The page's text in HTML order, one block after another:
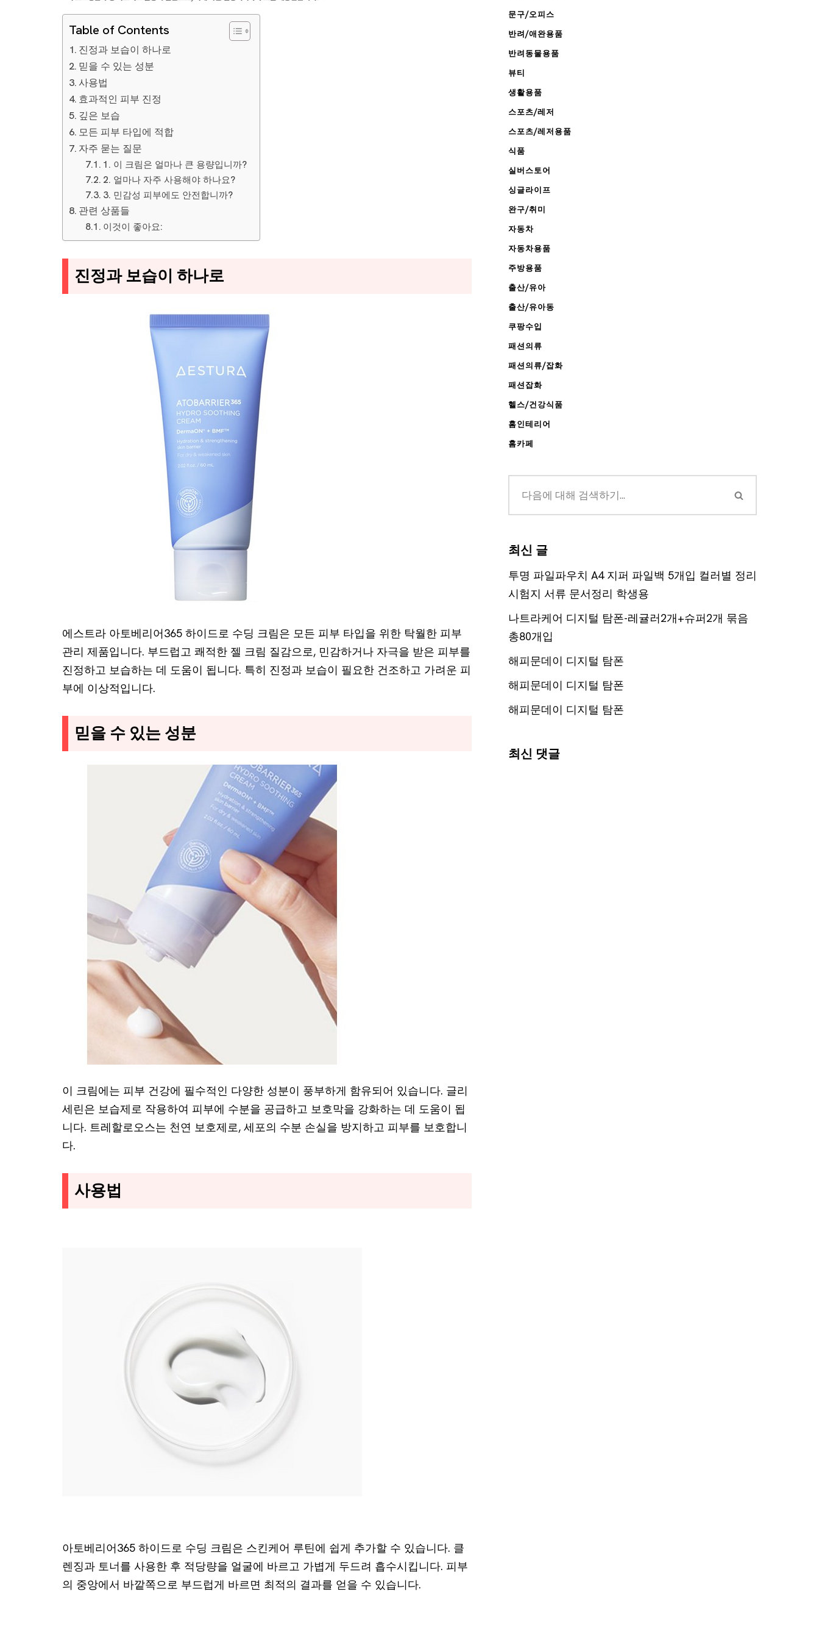
Table of Contents
진정과 보습이 하나로
믿을 수 있는 성분
사용법
효과적인 피부 진정
깊은 보습
모든 피부 타입에 적합
자주 묻는 질문
1. 이 크림은 얼마나 큰 용량입니까?
2. 얼마나 자주 사용해야 하나요?
3. 민감성 피부에도 안전합니까?
관련 상품들
이것이 좋아요:
진정과 보습이 하나로
에스트라 아토베리어365 하이드로 수딩 크림은 모든 피부 타입을 위한 탁월한 피부
관리 제품입니다. 부드럽고 쾌적한 젤 크림 질감으로, 민감하거나 자극을 받은 피부를
진정하고 보습하는 데 도움이 됩니다. 특히 진정과 보습이 필요한 건조하고 가려운 피
부에 이상적입니다.
믿을 수 있는 성분
이 크림에는 피부 건강에 필수적인 다양한 성분이 풍부하게 함유되어 있습니다. 글리
세린은 보습제로 작용하여 피부에 수분을 공급하고 보호막을 강화하는 데 도움이 됩
니다. 트레할로오스는 천연 보호제로, 세포의 수분 손실을 방지하고 피부를 보호합니
다.
사용법
아토베리어365 하이드로 수딩 크림은 스킨케어 루틴에 쉽게 추가할 수 있습니다. 클
렌징과 토너를 사용한 후 적당량을 얼굴에 바르고 가볍게 두드려 흡수시킵니다. 피부
의 중앙에서 바깥쪽으로 부드럽게 바르면 최적의 결과를 얻을 수 있습니다.
문구/오피스
반려/애완용품
반려동물용품
뷰티
생활용품
스포츠/레저
스포츠/레저용품
식품
실버스토어
싱글라이프
완구/취미
자동차
자동차용품
주방용품
출산/유아
출산/유아동
쿠팡수입
패션의류
패션의류/잡화
패션잡화
헬스/건강식품
홈인테리어
홈카페
최신 글
투명 파일파우치 A4 지퍼 파일백 5개입 컬러별 정리
시험지 서류 문서정리 학생용
나트라케어 디지털 탐폰-레귤러2개+슈퍼2개 묶음
총80개입
해피문데이 디지털 탐폰
해피문데이 디지털 탐폰
해피문데이 디지털 탐폰
최신 댓글